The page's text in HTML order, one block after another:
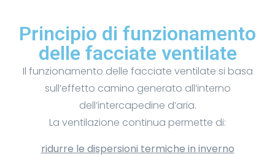
Principio di funzionamento
delle facciate ventilate
Il funzionamento delle facciate ventilate si basa
sull’effetto camino generato all’interno
dell’intercapedine d’aria.
La ventilazione continua permette di:
ridurre le dispersioni termiche in inverno